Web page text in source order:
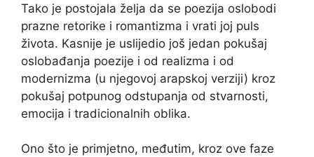
Tako je postojala želja da se poezija oslobodi
prazne retorike i romantizma i vrati joj puls
života. Kasnije je uslijedio još jedan pokušaj
oslobađanja poezije i od realizma i od
modernizma (u njegovoj arapskoj verziji) kroz
pokušaj potpunog odstupanja od stvarnosti,
emocija i tradicionalnih oblika.
Ono što je primjetno, međutim, kroz ove faze